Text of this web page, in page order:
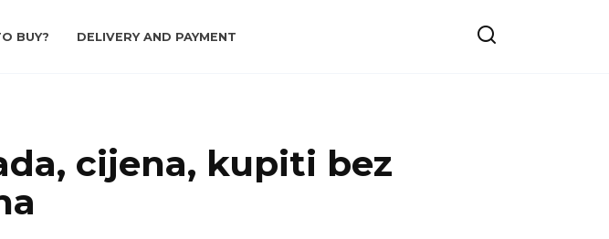
BUY? DELIVERY AND PAYMENT
cijena, kupiti bez